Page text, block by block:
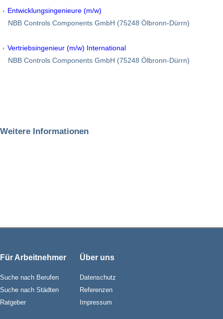
Entwicklungsingenieure (m/w)
NBB Controls Components GmbH (75248 Ölbronn-Dürrn)
Vertriebsingenieur (m/w) International
NBB Controls Components GmbH (75248 Ölbronn-Dürrn)
Weitere Informationen
Für Arbeitnehmer
Suche nach Berufen
Suche nach Städten
Ratgeber
Über uns
Datenschutz
Referenzen
Impressum